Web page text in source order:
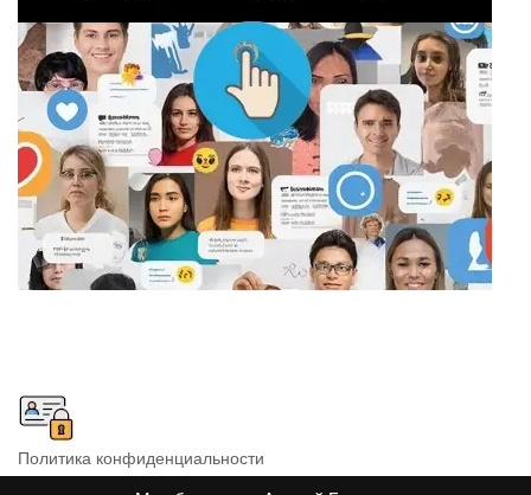
Политика конфиденциальности